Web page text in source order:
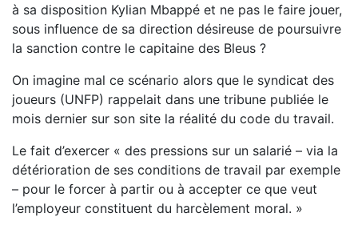
à sa disposition Kylian Mbappé et ne pas le faire jouer,
sous influence de sa direction désireuse de poursuivre
la sanction contre le capitaine des Bleus ?
On imagine mal ce scénario alors que le syndicat des
joueurs (UNFP) rappelait dans une tribune publiée le
mois dernier sur son site la réalité du code du travail.
Le fait d’exercer « des pressions sur un salarié – via la
détérioration de ses conditions de travail par exemple
– pour le forcer à partir ou à accepter ce que veut
l’employeur constituent du harcèlement moral. »